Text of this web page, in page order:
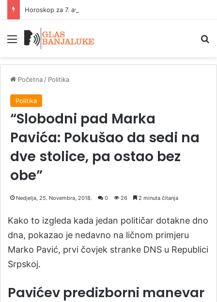
Horoskop za 7. avgust: Šta kažu zvijezde
Meni
Početna / Politika
Politika
“Slobodni pad Marka
Pavića: Pokušao da sedi na
dve stolice, pa ostao bez
obe”
Nedjelja, 25. Novembra, 2018. 0 26 2 minuta čitanja
Kako to izgleda kada jedan političar dotakne dno
dna, pokazao je nedavno na ličnom primjeru
Marko Pavić, prvi čovjek stranke DNS u Republici
Srpskoj.
Pavićev predizborni manevar